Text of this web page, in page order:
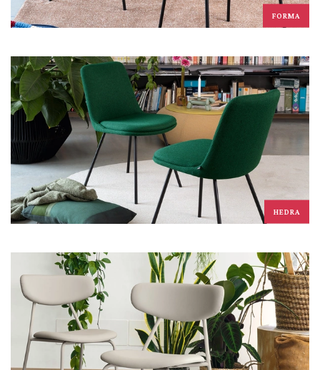
FORMA
HEDRA